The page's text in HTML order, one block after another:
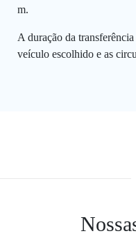
m.
A duração da
veículo escolhido e as